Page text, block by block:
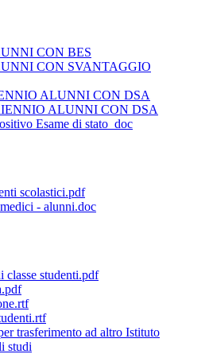
CON BES
CON SVANTAGGIO
ALUNNI CON DSA
ALUNNI CON DSA
Esame di stato_doc
scolastici.pdf
- alunni.doc
classe studenti.pdf
trasferimento ad altro Istituto
studi